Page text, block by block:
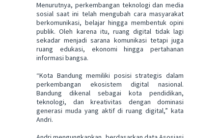
Menurutnya, perkembangan teknologi dan media
sosial saat ini telah mengubah cara masyarakat
berkomunikasi, belajar hingga membentuk opini
publik. Oleh karena itu, ruang digital tidak lagi
sekadar menjadi sarana komunikasi tetapi juga
ruang edukasi, ekonomi hingga pertahanan
informasi bangsa.
“Kota Bandung memiliki posisi strategis dalam
perkembangan ekosistem digital nasional.
Bandung dikenal sebagai kota pendidikan,
teknologi, dan kreativitas dengan dominasi
generasi muda yang aktif di ruang digital,” kata
Andri.